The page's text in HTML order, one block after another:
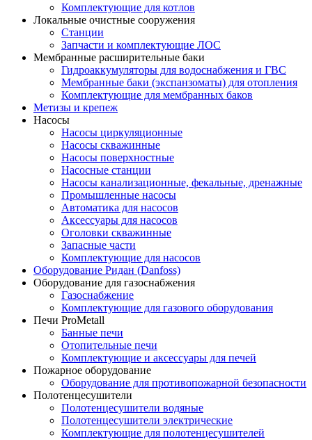
Комплектующие для котлов
Локальные очистные сооружения
Станции
Запчасти и комплектующие ЛОС
Мембранные расширительные баки
Гидроаккумуляторы для водоснабжения и ГВС
Мембранные баки (экспанзоматы) для отопления
Комплектующие для мембранных баков
Метизы и крепеж
Насосы
Насосы циркуляционные
Насосы скважинные
Насосы поверхностные
Насосные станции
Насосы канализационные, фекальные, дренажные
Промышленные насосы
Автоматика для насосов
Аксессуары для насосов
Оголовки скважинные
Запасные части
Комплектующие для насосов
Оборудование Ридан (Danfoss)
Оборудование для газоснабжения
Газоснабжение
Комплектующие для газового оборудования
Печи ProMetall
Банные печи
Отопительные печи
Комплектующие и аксессуары для печей
Пожарное оборудование
Оборудование для противопожарной безопасности
Полотенцесушители
Полотенцесушители водяные
Полотенцесушители электрические
Комплектующие для полотенцесушителей